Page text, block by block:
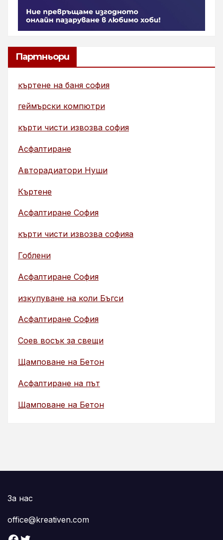
Партньори
къртене на баня софия
геймърски компютри
кърти чисти извозва софия
Асфалтиране
Авторадиатори Нуши
Къртене
Асфалтиране София
кърти чисти извозва софияа
Гоблени
Асфалтиране София
изкупуване на коли Бъгси
Асфалтиране София
Соев восък за свещи
Щамповане на Бетон
Асфалтиране на път
Щамповане на Бетон
За нас
office@kreativen.com